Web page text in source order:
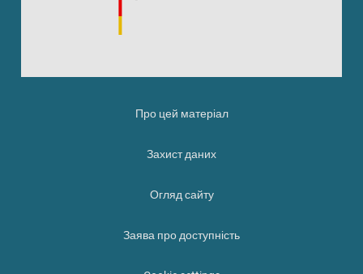
Про цей матеріал
Захист даних
Огляд сайту
Заява про доступність